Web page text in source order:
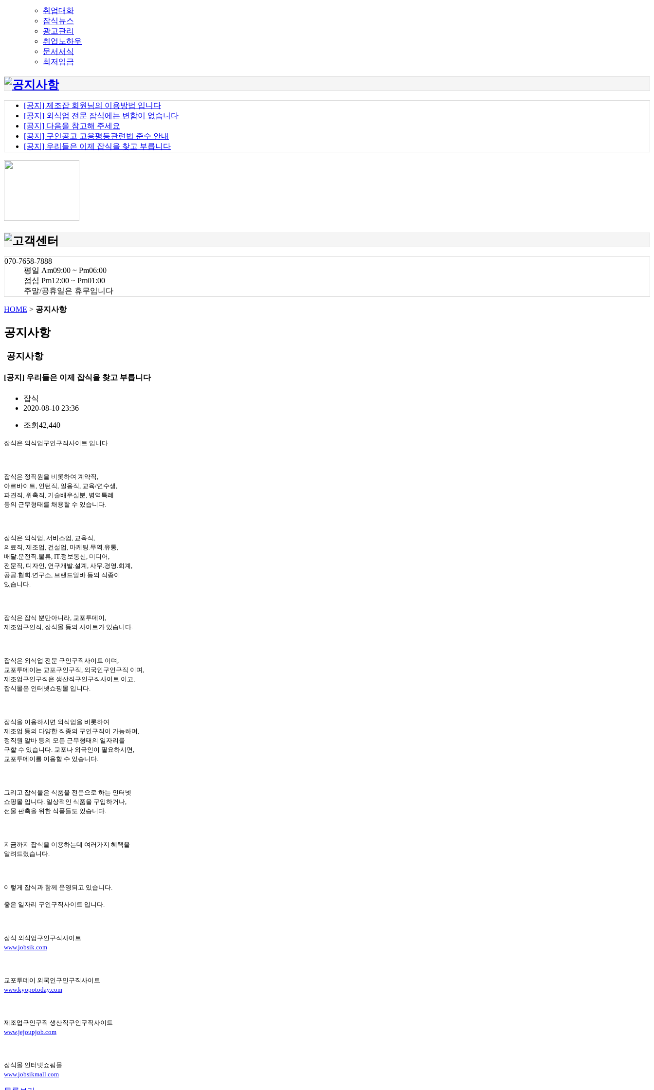
취업대화
잡식뉴스
광고관리
취업노하우
문서서식
최저임금
[공지] 제조잡 회원님의 이용방법 입니다
[공지] 외식업 전문 잡식에는 변함이 없습니다
[공지] 다음을 참고해 주세요
[공지] 구인공고 고용평등관련법 준수 안내
[공지] 우리들은 이제 잡식을 찾고 부릅니다
070-7658-7888
평일 Am09:00 ~ Pm06:00
점심 Pm12:00 ~ Pm01:00
주말/공휴일은 휴무입니다
HOME > 공지사항
공지사항
공지사항
[공지] 우리들은 이제 잡식을 찾고 부릅니다
잡식
2020-08-10 23:36
조회 42,440
잡식은 외식업구인구직사이트 입니다.
잡식은 정직원을 비롯하여 계약직,
아르바이트, 인턴직, 일용직, 교육/연수생,
파견직, 위촉직, 기술배우실분, 병역특례
등의 근무형태를 채용할 수 있습니다.
잡식은 외식업, 서비스업, 교육직,
의료직, 제조업, 건설업, 마케팅.무역.유통,
배달.운전직.물류, IT.정보통신, 미디어,
전문직, 디자인, 연구개발.설계, 사무.경영.회계,
공공.협회.연구소, 브랜드알바 등의 직종이
있습니다.
잡식은 잡식 뿐만아니라, 교포투데이,
제조업구인직, 잡식몰 등의 사이트가 있습니다.
잡식은 외식업 전문 구인구직사이트 이며,
교포투데이는 교포구인구직, 외국인구인구직 이며,
제조업구인구직은 생산직구인구직사이트 이고,
잡식몰은 인터넷쇼핑몰 입니다.
잡식을 이용하시면 외식업을 비롯하여
제조업 등의 다양한 직종의 구인구직이 가능하며,
정직원 알바 등의 모든 근무형태의 일자리를
구할 수 있습니다. 교포나 외국인이 필요하시면,
교포투데이를 이용할 수 있습니다.
그리고 잡식몰은 식품을 전문으로 하는 인터넷
쇼핑몰 입니다. 일상적인 식품을 구입하거나,
선물 판촉을 위한 식품들도 있습니다.
지금까지 잡식을 이용하는데 여러가지 혜택을
알려드렸습니다.
이렇게 잡식과 함께 운영되고 있습니다.
좋은 일자리 구인구직사이트 입니다.
잡식 외식업구인구직사이트
www.jobsik.com
교포투데이 외국인구인구직사이트
www.kyopotoday.com
제조업구인구직 생산직구인구직사이트
www.jejoupjob.com
잡식몰 인터넷쇼핑몰
www.jobsikmall.com